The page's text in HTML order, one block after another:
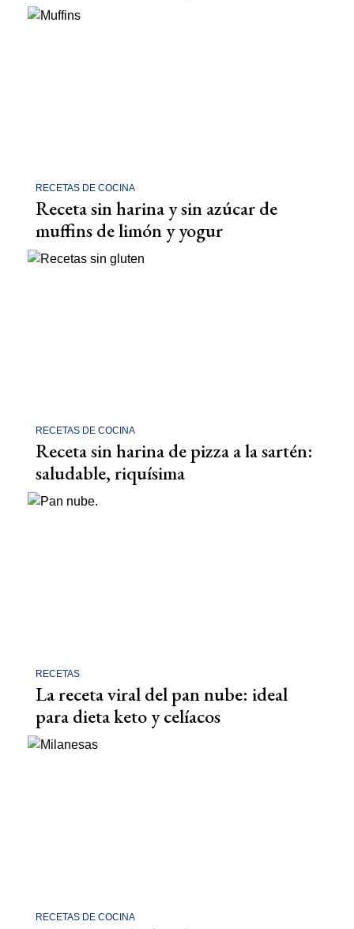
RECETAS DE COCINA
Receta sin harina y sin azúcar de
muffins de limón y yogur
RECETAS DE COCINA
Receta sin harina de pizza a la sartén:
saludable, riquísima
RECETAS
La receta viral del pan nube: ideal
para dieta keto y celíacos
RECETAS DE COCINA